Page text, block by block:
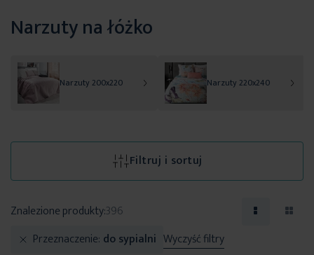
Narzuty na łóżko
Narzuty 200x220 Narzuty 220x240
Filtruj i sortuj
Znalezione produkty:396
Przeznaczenie do sypialni Wyczyść filtry